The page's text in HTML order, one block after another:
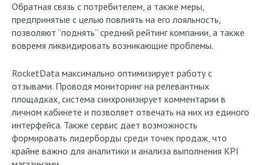
Обратная связь с потребителем, а также меры,
предпринятые с целью повлиять на его лояльность,
позволяют “поднять” средний рейтинг компании, а также
вовремя ликвидировать возникающие проблемы.
RocketData максимально оптимизирует работу с
отзывами. Проводя мониторинг на релевантных
площадках, система синхронизирует комментарии в
личном кабинете и позволяет отвечать на них из единого
интерфейса. Также сервис дает возможность
формировать лидерборды среди точек продаж, что
крайне важно для аналитики и анализа выполнения KPI